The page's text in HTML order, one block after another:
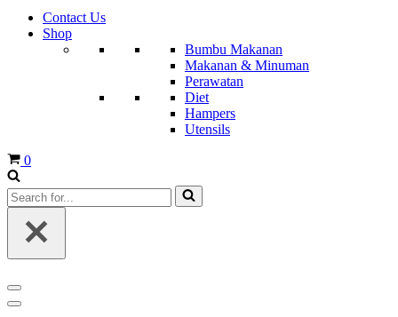
Contact Us
Shop
Bumbu Makanan
Makanan & Minuman
Perawatan
Diet
Hampers
Utensils
Cart
0
Search
for...
Navigation
Menu
Navigation